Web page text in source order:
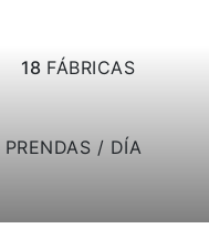
21 FÁBRICAS
PRENDAS / DÍA